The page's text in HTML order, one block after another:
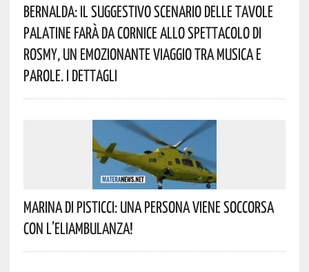
Bernalda: Il Suggestivo Scenario Delle Tavole
Palatine Farà Da Cornice Allo Spettacolo Di
Rosmy, Un Emozionante Viaggio Tra Musica E
Parole. I Dettagli
Marina Di Pisticci: Una Persona Viene Soccorsa
Con L’eliambulanza!